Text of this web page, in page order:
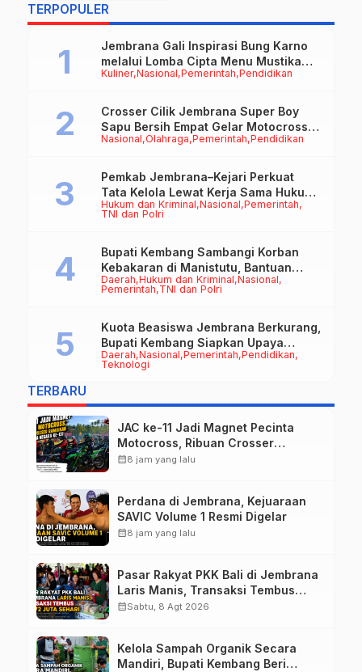
Sehari
TERPOPULER
Kuliner Nasional Pemerintah Pendidikan
Jembrana Gali Inspirasi Bung Karno
melalui Lomba Cipta Menu Mustika
Rasa
Nasional Olahraga Pemerintah Pendidikan
Crosser Cilik Jembrana Super Boy
Sapu Bersih Empat Gelar Motocross
50cc
Hukum dan Kriminal Nasional Pemerintah
TNI dan Polri
Pemkab Jembrana–Kejari Perkuat
Tata Kelola Lewat Kerja Sama Hukum
Datun
Daerah Hukum dan Kriminal Nasional
Pemerintah TNI dan Polri
Bupati Kembang Sambangi Korban
Kebakaran di Manistutu, Bantuan
Disalurkan untuk Ringankan Beban
Daerah Nasional Pemerintah Pendidikan
Teknologi
Kuota Beasiswa Jembrana Berkurang,
Bupati Kembang Siapkan Upaya
Penambahan di Tahap II
TERBARU
JAC ke-11 Jadi Magnet Pecinta
Motocross, Ribuan Crosser
Ramaikan HUT Kota Negara ke-131
calendar_month8 jam yang lalu
Perdana di Jembrana, Kejuaraan
SAVIC Volume 1 Resmi Digelar
calendar_month8 jam yang lalu
Pasar Rakyat PKK Bali di Jembrana
Laris Manis, Transaksi Tembus
Rp.672 Juta Sehari
calendar_monthSabtu, 8 Agt 2026
Kelola Sampah Organik Secara
Mandiri, Bupati Kembang Beri